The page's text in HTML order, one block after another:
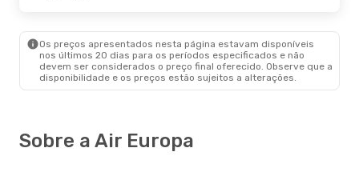
Os preços apresentados nesta página estavam disponíveis
nos últimos 20 dias para os períodos especificados e não
devem ser considerados o preço final oferecido. Observe que a
disponibilidade e os preços estão sujeitos a alterações.
Sobre a Air Europa